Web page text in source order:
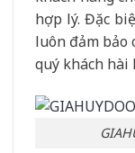
hợp lý. Đặc
luôn đảm bảo
quý khách hài